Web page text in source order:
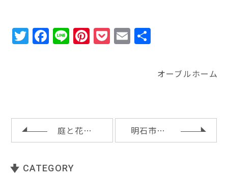
T
w
F
a
o
o
k
Li
n
Pi
n
st
P
o
t
E
m
オーブルホーム
庭と花と空気清浄機 明石市Ｎ様邸の上棟
CATEGORY